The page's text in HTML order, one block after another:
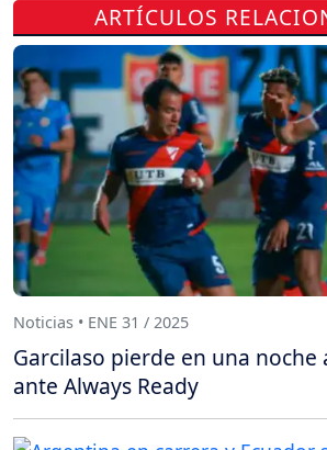
ARTÍCULOS
Noticias • ENE 31 / 2025
Garcilaso pierde en una noche
ante Always Ready